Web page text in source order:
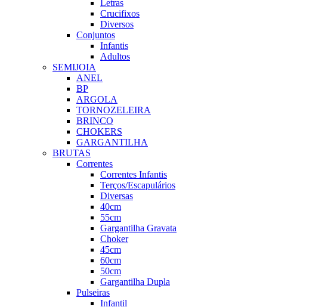
Letras
Crucifixos
Diversos
Conjuntos
Infantis
Adultos
SEMIJOIA
ANEL
BP
ARGOLA
TORNOZELEIRA
BRINCO
CHOKERS
GARGANTILHA
BRUTAS
Correntes
Correntes Infantis
Terços/Escapulários
Diversas
40cm
55cm
Gargantilha Gravata
Choker
45cm
60cm
50cm
Gargantilha Dupla
Pulseiras
Infantil